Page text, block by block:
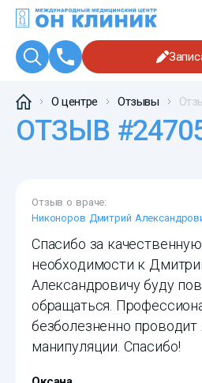
О центре Отзывы
ОТЗЫВ
Отзыв о враче:
Никоноров Дмитрий
Спасибо за
необходимости к
Александровичу буду
обращаться.
безболезненно
манипуляции. Спасибо!